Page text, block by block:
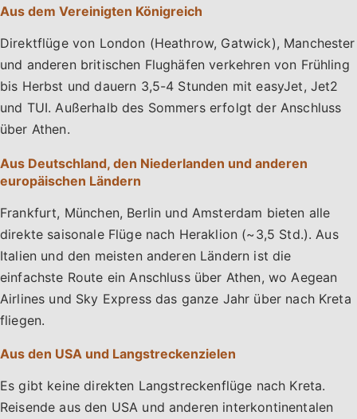
Aus dem Vereinigten Königreich
Direktflüge von London (Heathrow, Gatwick), Manchester
und anderen britischen Flughäfen verkehren von Frühling
bis Herbst und dauern 3,5-4 Stunden mit easyJet, Jet2
und TUI. Außerhalb des Sommers erfolgt der Anschluss
über Athen.
Aus Deutschland, den Niederlanden und anderen
europäischen Ländern
Frankfurt, München, Berlin und Amsterdam bieten alle
direkte saisonale Flüge nach Heraklion (~3,5 Std.). Aus
Italien und den meisten anderen Ländern ist die
einfachste Route ein Anschluss über Athen, wo Aegean
Airlines und Sky Express das ganze Jahr über nach Kreta
fliegen.
Aus den USA und Langstreckenzielen
Es gibt keine direkten Langstreckenflüge nach Kreta.
Reisende aus den USA und anderen interkontinentalen